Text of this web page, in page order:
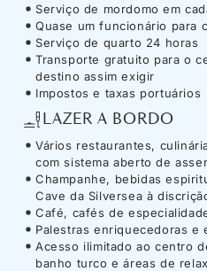
Serviço de mordomo em
Quase um funcionário para
Serviço de quarto 24 horas
Transporte gratuito para o
destino assim exigir
Impostos e taxas portuários
LAZER A BORDO
Vários restaurantes,
com sistema aberto de
Champanhe, bebidas
Cave da Silversea à
Café, cafés de
Palestras enriquecedoras e
Acesso ilimitado ao centro
banho turco e áreas de